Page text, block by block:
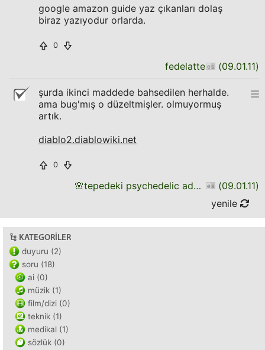
google amazon guide yaz çıkanları dolaş
biraz yazıyodur orlarda.
0
fedelatte (09.01.11)
şurda ikinci maddede bahsedilen herhalde.
ama bug'mış o düzeltmişler. olmuyormuş
artık.
diablo2.diablowiki.net
0
🌸 tepedeki psychedelic adam (09.01.11)
yenile
KATEGORILER
duyuru (2)
soru (18)
ai (0)
müzik (1)
film/dizi (0)
teknik (1)
medikal (1)
sözlük (0)